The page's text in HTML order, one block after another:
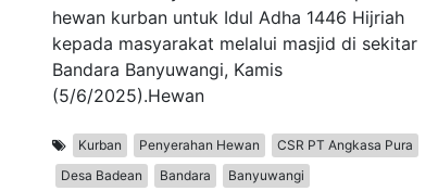
hewan kurban untuk Idul Adha 1446 Hijriah
kepada masyarakat melalui masjid di sekitar
Bandara Banyuwangi, Kamis
(5/6/2025).Hewan
Kurban Penyerahan Hewan
CSR PT Angkasa Pura
Desa Badean
Bandara Banyuwangi